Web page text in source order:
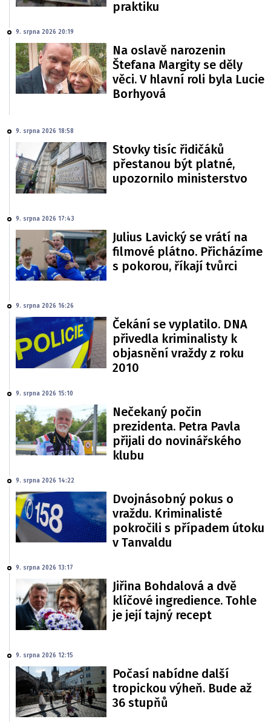
praktiku
9. srpna 2026 20:19
Na oslavě narozenin
Štefana Margity se děly
věci. V hlavní roli byla Lucie
Borhyová
9. srpna 2026 18:58
Stovky tisíc řidičáků
přestanou být platné,
upozornilo ministerstvo
9. srpna 2026 17:43
Julius Lavický se vrátí na
filmové plátno. Přicházíme
s pokorou, říkají tvůrci
9. srpna 2026 16:26
Čekání se vyplatilo. DNA
přivedla kriminalisty k
objasnění vraždy z roku
2010
9. srpna 2026 15:10
Nečekaný počin
prezidenta. Petra Pavla
přijali do novinářského
klubu
9. srpna 2026 14:22
Dvojnásobný pokus o
vraždu. Kriminalisté
pokročili s případem útoku
v Tanvaldu
9. srpna 2026 13:17
Jiřina Bohdalová a dvě
klíčové ingredience. Tohle
je její tajný recept
9. srpna 2026 12:15
Počasí nabídne další
tropickou výheň. Bude až
36 stupňů